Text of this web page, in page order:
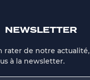
NEWSLETTER
rater de notre actualité,
à la newsletter.